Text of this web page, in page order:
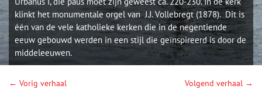
klinkt het monumentale orgel van J.J. Vollebregt (1878). Dit is
één van de vele katholieke kerken die in de negentiende
eeuw gebouwd werden in een stijl die geïnspireerd is door de
middeleeuwen.
← Vorig verhaal Volgend verhaal →